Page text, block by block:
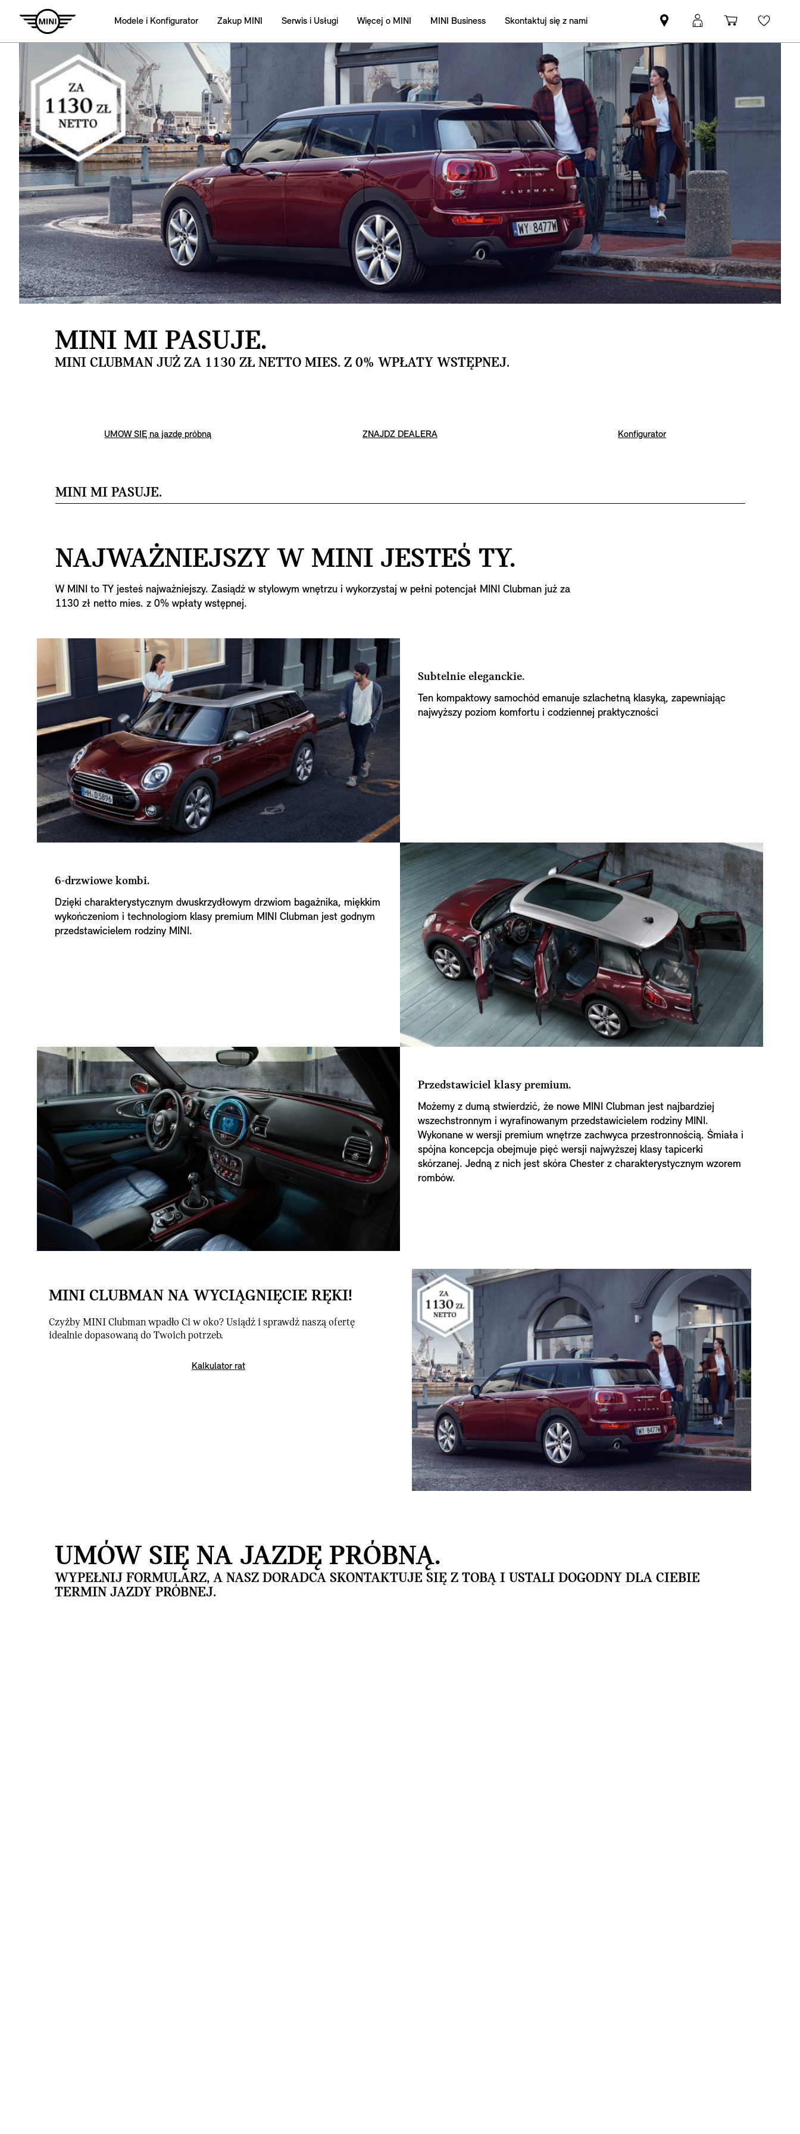
Modele i Konfigurator Zakup MINI Serwis i Usługi Więcej o MINI MINI Business Skontaktuj się z nami
Znajdź
Partnera
Logowanie
MyMini
Koszyk
MINI MI PASUJE.
MINI CLUBMAN JUŻ ZA 1130 ZŁ NETTO MIES. Z 0% WPŁATY WSTĘPNEJ.
UMÓW SIĘ na jazdę próbną ZNAJDŹ DEALERA Konfigurator
MINI MI PASUJE.
NAJWAŻNIEJSZY W MINI JESTEŚ TY.
W MINI to TY jesteś najważniejszy. Zasiądź w stylowym wnętrzu i wykorzystaj w pełni potencjał MINI Clubman już za
1130 zł netto mies. z 0% wpłaty wstępnej.
Subtelnie eleganckie.
Ten kompaktowy samochód emanuje szlachetną klasyką, zapewniając
najwyższy poziom komfortu i codziennej praktyczności
6-drzwiowe kombi.
Dzięki charakterystycznym dwuskrzydłowym drzwiom bagażnika, miękkim
wykończeniom i technologiom klasy premium MINI Clubman jest godnym
przedstawicielem rodziny MINI.
Przedstawiciel klasy premium.
Możemy z dumą stwierdzić, że nowe MINI Clubman jest najbardziej
wszechstronnym i wyrafinowanym przedstawicielem rodziny MINI.
Wykonane w wersji premium wnętrze zachwyca przestronnością. Śmiała i
spójna koncepcja obejmuje pięć wersji najwyższej klasy tapicerki
skórzanej. Jedną z nich jest skóra Chester z charakterystycznym wzorem
rombów.
MINI CLUBMAN NA WYCIĄGNIĘCIE RĘKI!
Czyżby MINI Clubman wpadło Ci w oko? Usiądź i sprawdź naszą ofertę
idealnie dopasowaną do Twoich potrzeb.
Kalkulator rat
UMÓW SIĘ NA JAZDĘ PRÓBNĄ.
WYPEŁNIJ FORMULARZ, A NASZ DORADCA SKONTAKTUJE SIĘ Z TOBĄ I USTALI DOGODNY DLA CIEBIE
TERMIN JAZDY PRÓBNEJ.